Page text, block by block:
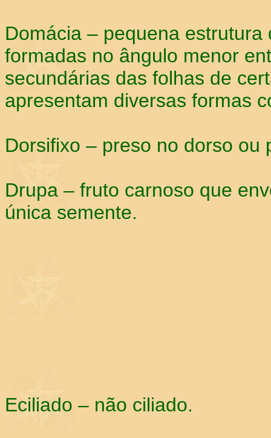
Domácia – pequena
formadas no ângulo menor
secundárias das folhas de
apresentam diversas formas
Dorsifixo – preso no dorso ou
Drupa – fruto carnoso que
única semente.
Eciliado – não ciliado.